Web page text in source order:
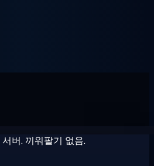
버. 끼워팔기 없음.